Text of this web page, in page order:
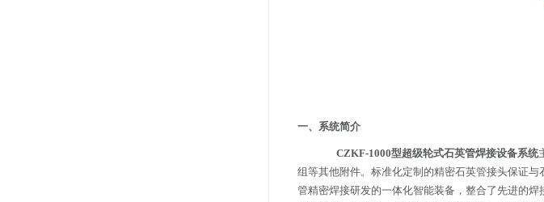
一、系统简介
CZKF-1000型超级轮式石英管焊接设备系统
组等其他附件。标准化定制的精密石英管接头保证
管精密焊接研发的一体化智能装备，整合了先进的